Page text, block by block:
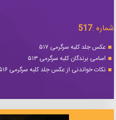
شماره :517
عکس جلد کلبه سرگرمی ۵۱۷
اسامی برندگان کلبه سرگرمی ۵۱۳
نکات خواندنی از عکس جلد کلبه سرگرمی ۵۱۶